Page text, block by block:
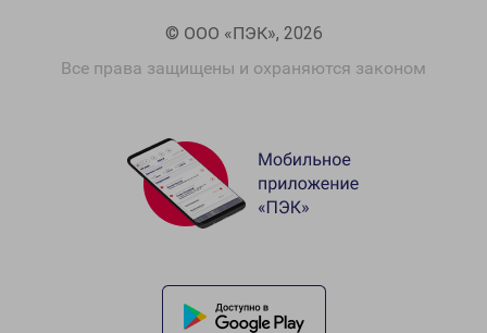
© ООО «ПЭК», 2026
Все права защищены и охраняются законом